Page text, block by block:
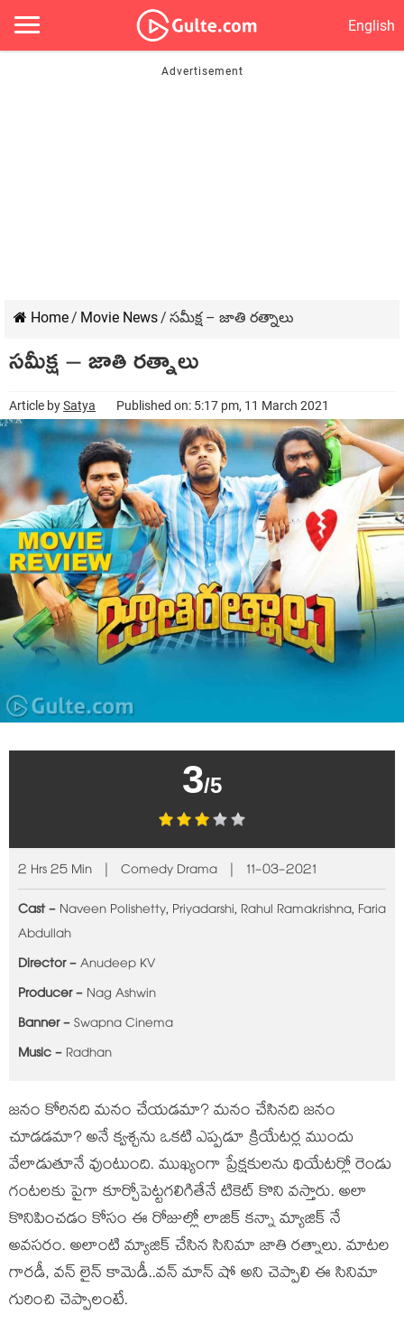
English
Home/ Movie News/ సమీక్ష – జాతి రత్నాలు
సమీక్ష – జాతి రత్నాలు
Article bySatya Published on: 5:17 pm, 11 March 2021
3/5
2 Hrs 25 Min | Comedy Drama | 11-03-2021
Cast -Naveen Polishetty, Priyadarshi, Rahul Ramakrishna, Faria
Abdullah
Director -Anudeep KV
Producer -Nag Ashwin
Banner -Swapna Cinema
Music -Radhan
జనం కోరినది మనం చేయడమా? మనం చేసినది జనం
చూడడమా? అనే క్వశ్చను ఒకటి ఎప్పడూ క్రియేటర్ల ముందు
వేలాడుతూనే వుంటుంది. ముఖ్యంగా ప్రేక్షకులను థియేటర్లో రెండు
గంటలకు పైగా కూర్చోపెట్టగలిగితేనే టికెట్ కొని వస్తారు. అలా
కొనిపించడం కోసం ఈ రోజుల్లో లాజిక్ కన్నా మ్యాజిక్ నే
అవసరం. అలాంటి మ్యాజిక్ చేసిన సినిమా జాతి రత్నాలు. మాటల
గారడీ, వన్ లైన్ కామెడీ..వన్ మాన్ షో అని చెప్పాలి ఈ సినిమా
గురించి చెప్పాలంటే.